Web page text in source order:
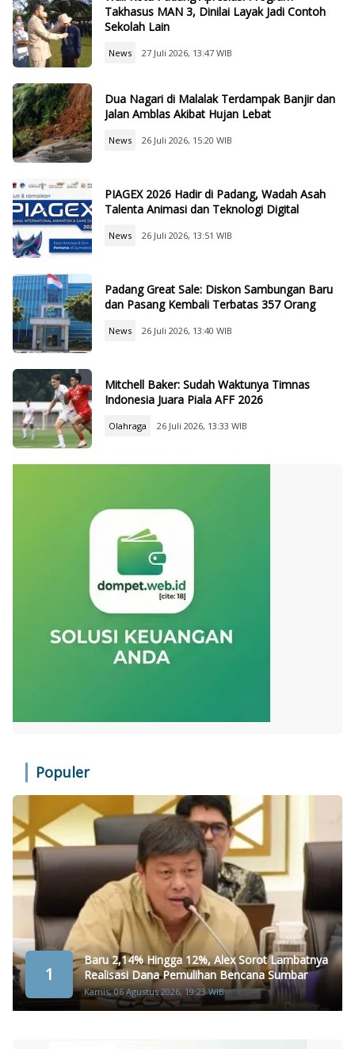
Takhasus MAN 3, Dinilai Layak Jadi Contoh
Sekolah Lain
News 27 Juli 2026, 13:47 WIB
Dua Nagari di Malalak Terdampak Banjir dan
Jalan Amblas Akibat Hujan Lebat
News 26 Juli 2026, 15:20 WIB
PIAGEX 2026 Hadir di Padang, Wadah Asah
Talenta Animasi dan Teknologi Digital
News 26 Juli 2026, 13:51 WIB
Padang Great Sale: Diskon Sambungan Baru
dan Pasang Kembali Terbatas 357 Orang
News 26 Juli 2026, 13:40 WIB
Mitchell Baker: Sudah Waktunya Timnas
Indonesia Juara Piala AFF 2026
Olahraga 26 Juli 2026, 13:33 WIB
Populer
1
Baru 2,14% Hingga 12%, Alex Sorot Lambatnya
Realisasi Dana Pemulihan Bencana Sumbar
Kamis, 06 Agustus 2026, 19:23 WIB